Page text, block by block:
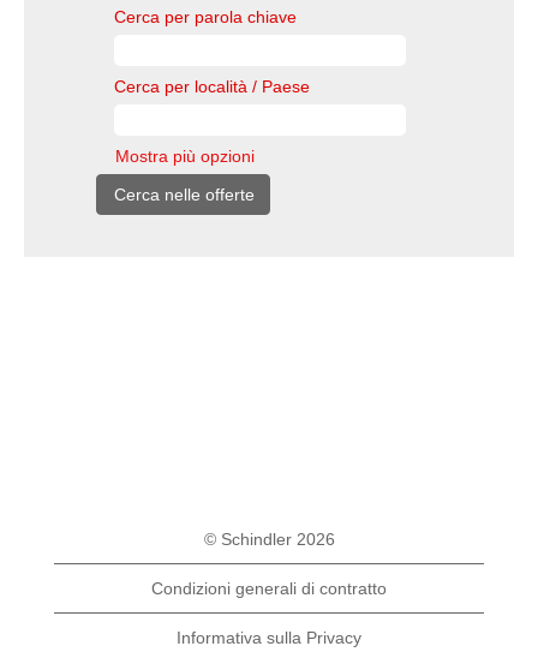
Cerca per parola chiave
Cerca per località / Paese
Mostra più opzioni
© Schindler 2026
Condizioni generali di contratto
Informativa sulla Privacy